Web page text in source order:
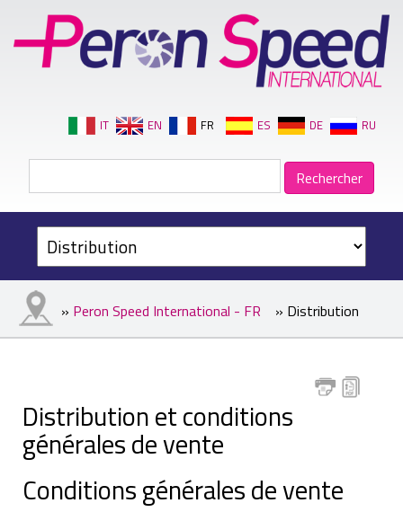
IT EN FR ES DE RU
» Peron Speed International - FR » Distribution
Distribution et conditions
générales de vente
Conditions générales de vente